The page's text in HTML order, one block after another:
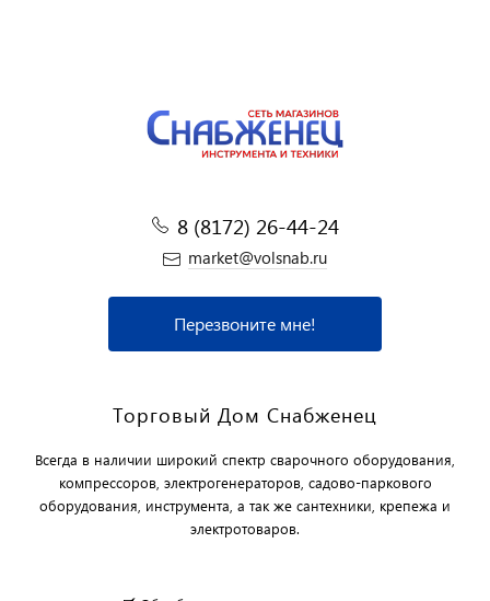
8 (8172) 26-44-24
market@volsnab.ru
Перезвоните мне!
Торговый Дом Снабженец
Всегда в наличии широкий спектр сварочного оборудования,
компрессоров, электрогенераторов, садово-паркового
оборудования, инструмента, а так же сантехники, крепежа и
электротоваров.